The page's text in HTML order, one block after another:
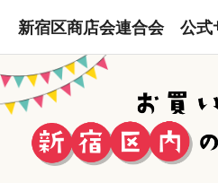
新宿区商店会連合会 公式